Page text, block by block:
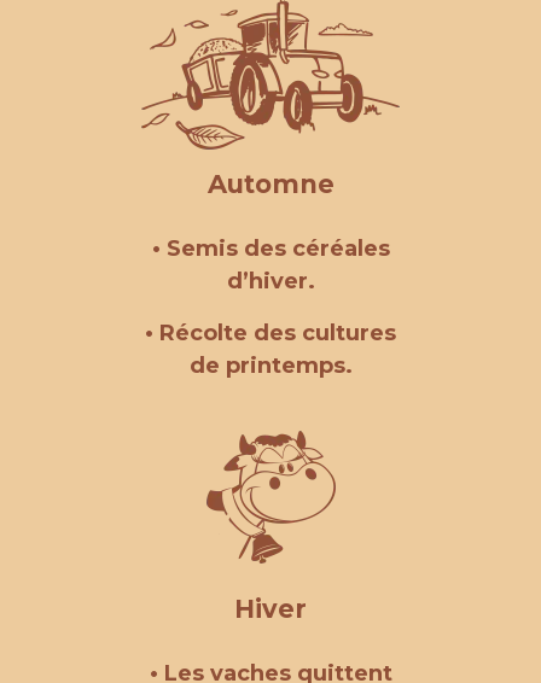
Automne
• Semis des céréales
d’hiver.
• Récolte des cultures
de printemps.
Hiver
• Les vaches quittent